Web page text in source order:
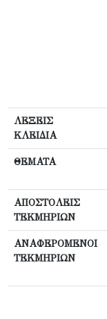
ΛΕΞΕΙΣ
ΚΛΕΙΔΙΑ
ΘΕΜΑΤΑ
ΑΠΟΣΤΟΛΕΙΣ
ΤΕΚΜΗΡΙΩΝ
ΑΝΑΦΕΡΟΜΕΝΟΙ
ΤΕΚΜΗΡΙΩΝ